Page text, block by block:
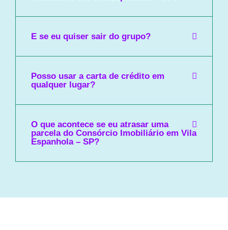
E se eu quiser sair do grupo?
Posso usar a carta de crédito em
qualquer lugar?
O que acontece se eu atrasar uma
parcela do Consórcio Imobiliário em Vila
Espanhola – SP?